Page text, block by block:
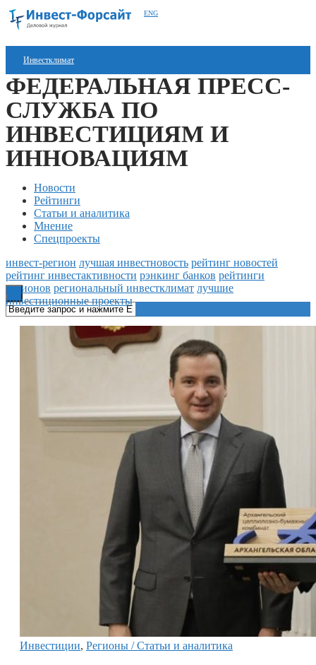
ENG
Инвестклимат
Финансы
Инвестиции
Блокчейн
Технологии
ESG
ФЕДЕРАЛЬНАЯ ПРЕСС-
СЛУЖБА ПО
ИНВЕСТИЦИЯМ И
ИННОВАЦИЯМ
Новости
Рейтинги
Статьи и аналитика
Мнение
Спецпроекты
инвест-регион лучшая инвестновость рейтинг новостей
рейтинг инвестактивности рэнкинг банков рейтинги
регионов региональный инвестклимат лучшие
инвестиционные проекты
Инвестиции, Регионы / Статьи и аналитика